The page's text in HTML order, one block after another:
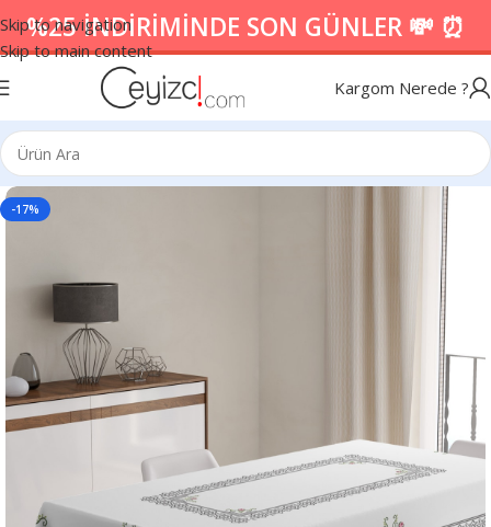
Skip to navigation
Skip to main content
%25 İNDİRİMİNDE SON GÜNLER 💸 ⏰
Kargom Nerede ?
-17%